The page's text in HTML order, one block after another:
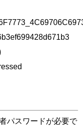
パスワードが必要で